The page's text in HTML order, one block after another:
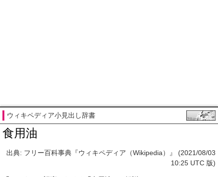
ウィキペディア小見出し辞書
食用油
出典: フリー百科事典『ウィキペディア（Wikipedia）』 (2021/08/03
10:25 UTC 版)